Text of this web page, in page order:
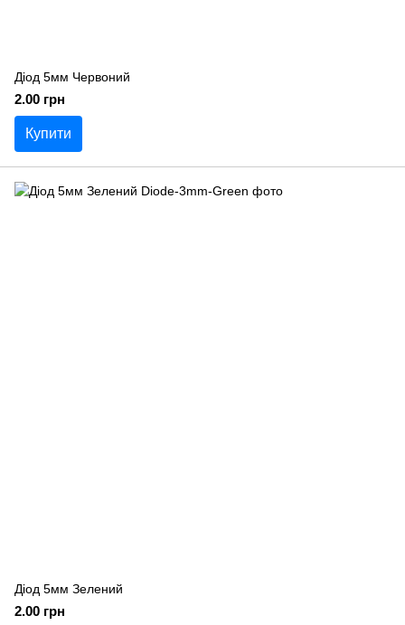
Діод 5мм Червоний
2.00 грн
Купити
Діод 5мм Зелений
2.00 грн